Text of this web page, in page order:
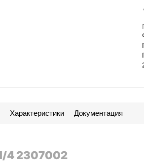
Характеристики Документация
4 2307002